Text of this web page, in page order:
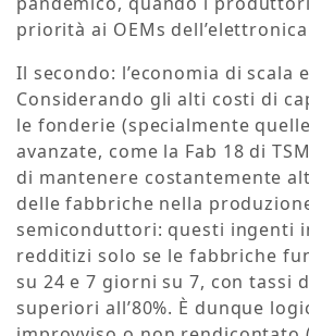
priorità ai OEMs
Il secondo: l’economia di scala
Considerando gli alti costi di
le fonderie (specialmente
avanzate, come la Fab 18 di
di mantenere costantemente
delle fabbriche nella
semiconduttori: questi ingenti
redditizi solo se le fabbriche
su 24 e 7 giorni su 7, con tassi
superiori all’80%. È dunque